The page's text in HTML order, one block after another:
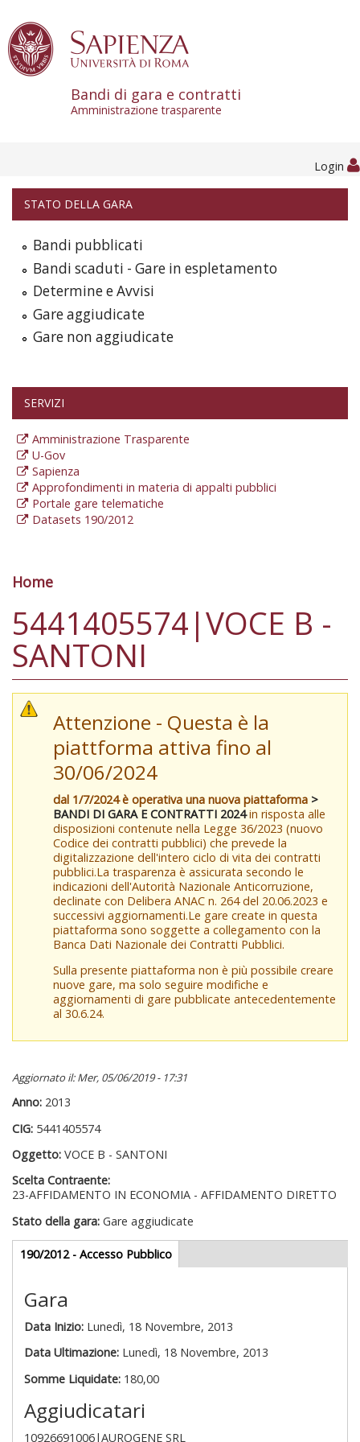
Bandi di gara e contratti
Amministrazione trasparente
Login
STATO DELLA GARA
Bandi pubblicati
Bandi scaduti - Gare in espletamento
Determine e Avvisi
Gare aggiudicate
Gare non aggiudicate
SERVIZI
Amministrazione Trasparente
U-Gov
Sapienza
Approfondimenti in materia di appalti pubblici
Portale gare telematiche
Datasets 190/2012
Tu sei qui
Home
5441405574|VOCE B -
SANTONI
Attenzione - Questa è la
piattforma attiva fino al
30/06/2024
dal 1/7/2024 è operativa una nuova piattaforma >
BANDI DI GARA E CONTRATTI 2024in risposta alle
disposizioni contenute nella Legge 36/2023 (nuovo
Codice dei contratti pubblici) che prevede la
digitalizzazione dell'intero ciclo di vita dei contratti
pubblici.La trasparenza è assicurata secondo le
indicazioni dell'Autorità Nazionale Anticorruzione,
declinate con Delibera ANAC n. 264 del 20.06.2023 e
successivi aggiornamenti.Le gare create in questa
piattaforma sono soggette a collegamento con la
Banca Dati Nazionale dei Contratti Pubblici.
Sulla presente piattaforma non è più possibile creare
nuove gare, ma solo seguire modifiche e
aggiornamenti di gare pubblicate antecedentemente
al 30.6.24.
Aggiornato il: Mer, 05/06/2019 - 17:31
Anno: 2013
CIG: 5441405574
Oggetto: VOCE B - SANTONI
Scelta Contraente:
23-AFFIDAMENTO IN ECONOMIA - AFFIDAMENTO DIRETTO
Stato della gara: Gare aggiudicate
Gare appalti
190/2012 - Accesso Pubblico(scheda
attiva)
Gara
Data Inizio: Lunedì, 18 Novembre, 2013
Data Ultimazione: Lunedì, 18 Novembre, 2013
Somme Liquidate: 180,00
Aggiudicatari
10926691006|AUROGENE SRL